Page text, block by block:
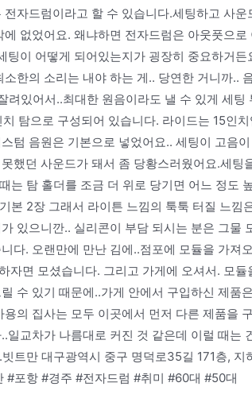
전자드럼이라고 할 수 있습니다.세팅하고 사
에 없었어요. 왜냐하면 전자드럼은 아웃풋으
팅이 어떻게 되어있는지가 굉장히 중요하거
한의 소리는 내야 하는 게.. 당연한 거니까..
려있어서..최대한 원음이라도 낼 수 있게 세
탐으로 구성되어 있습니다. 라이드는 15인
텀 음원은 기본으로 넣었어요.. 세팅이 고음
했던 사운드가 돼서 좀 당황스러웠어요.세
는 탐 홀더를 조금 더 위로 당기면 어느 정도
본 2장 그래서 라이튼 느낌의 툭툭 터질 느낌
있으니깐.. 실리콘이 부담 되시는 분은 그물
다. 오랜만에 만난 김에..점포에 모듈을 가져
자면 모셨습니다. 그리고 가게에 오셔서. 모
수 있기 때문에..가게 안에서 구입하신 제품
용의 집사는 모두 이곳에서 먼저 다른 제품을
일교차가 나름대로 커진 것 같은데 이럴 때는
트만 대구광역시 중구 명덕로35길 171층,
#포항 #경주 #전자드럼 #취미 #60대 #50대